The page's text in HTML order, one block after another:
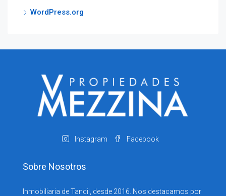
WordPress.org
Instagram Facebook
Sobre Nosotros
Inmobiliaria de Tandil, desde 2016. Nos destacamos por